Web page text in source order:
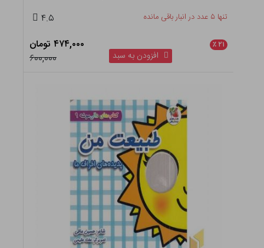
تنها ۵ عدد در انبار باقی مانده ۴.۵
۲۱ ٪
۴۷۴,۰۰۰ تومان
۶۰۰,۰۰۰
افزودن به سبد